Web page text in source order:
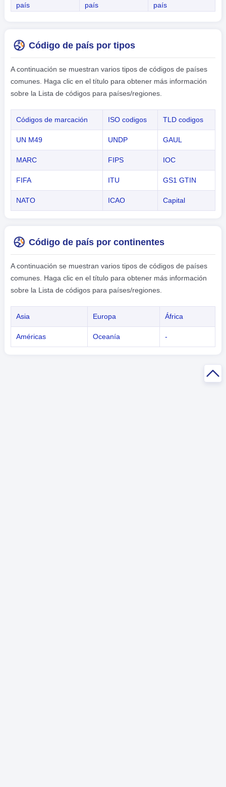
país
país
país
Código de país por tipos
A continuación se muestran varios tipos de códigos de países
comunes. Haga clic en el título para obtener más información
sobre la Lista de códigos para países/regiones.
Códigos de marcación ISO codigos TLD codigos
UN M49 UNDP GAUL
MARC FIPS IOC
FIFA ITU GS1 GTIN
NATO ICAO Capital
Código de país por continentes
A continuación se muestran varios tipos de códigos de países
comunes. Haga clic en el título para obtener más información
sobre la Lista de códigos para países/regiones.
Asia Europa África
Américas Oceanía -